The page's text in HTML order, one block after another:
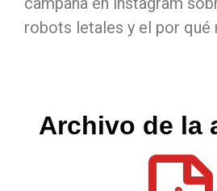
robots letales y el por qué
Archivo de la